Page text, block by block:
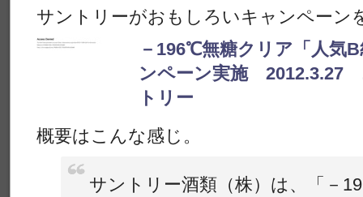
サントリーがおもしろいキャンペーン
－196℃無糖クリア「人気
ンペーン実施 2012.3.27
トリー
概要はこんな感じ。
サントリー酒類（株）は、「－